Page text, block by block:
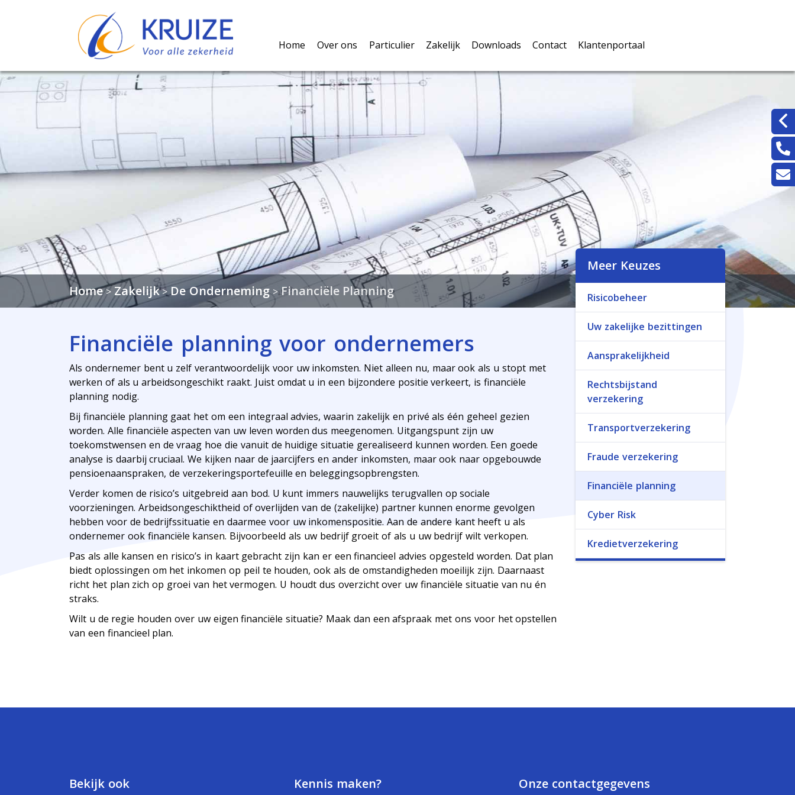
Home Over ons
Over ons
Volmacht
Particulier
Vergelijkingskaarten
Zakelijk
U als ondernemer
De werknemers
De onderneming
Vergelijkingskaarten
Downloads
Polisvoorwaarden
Belangrijke documenten
Schadeformulieren
Verzekeringskaarten
Waardemeters
Contact Klantenportaal
Home > Zakelijk > De Onderneming > Financiële Planning
Financiële planning voor ondernemers
Als ondernemer bent u zelf verantwoordelijk voor uw inkomsten. Niet alleen nu, maar ook als u stopt met
werken of als u arbeidsongeschikt raakt. Juist omdat u in een bijzondere positie verkeert, is financiële
planning nodig.
Bij financiële planning gaat het om een integraal advies, waarin zakelijk en privé als één geheel gezien
worden. Alle financiële aspecten van uw leven worden dus meegenomen. Uitgangspunt zijn uw
toekomstwensen en de vraag hoe die vanuit de huidige situatie gerealiseerd kunnen worden. Een goede
analyse is daarbij cruciaal. We kijken naar de jaarcijfers en ander inkomsten, maar ook naar opgebouwde
pensioenaanspraken, de verzekeringsportefeuille en beleggingsopbrengsten.
Verder komen de risico’s uitgebreid aan bod. U kunt immers nauwelijks terugvallen op sociale
voorzieningen. Arbeidsongeschiktheid of overlijden van de (zakelijke) partner kunnen enorme gevolgen
hebben voor de bedrijfssituatie en daarmee voor uw inkomenspositie. Aan de andere kant heeft u als
ondernemer ook financiële kansen. Bijvoorbeeld als uw bedrijf groeit of als u uw bedrijf wilt verkopen.
Pas als alle kansen en risico’s in kaart gebracht zijn kan er een financieel advies opgesteld worden. Dat plan
biedt oplossingen om het inkomen op peil te houden, ook als de omstandigheden moeilijk zijn. Daarnaast
richt het plan zich op groei van het vermogen. U houdt dus overzicht over uw financiële situatie van nu én
straks.
Wilt u de regie houden over uw eigen financiële situatie? Maak dan een afspraak met ons voor het opstellen
van een financieel plan.
Meer Keuzes
Risicobeheer
Uw zakelijke bezittingen
Aansprakelijkheid
Rechtsbijstand
verzekering
Transportverzekering
Fraude verzekering
Financiële planning
Cyber Risk
Kredietverzekering
Bekijk ook Kennis maken? Onze contactgegevens